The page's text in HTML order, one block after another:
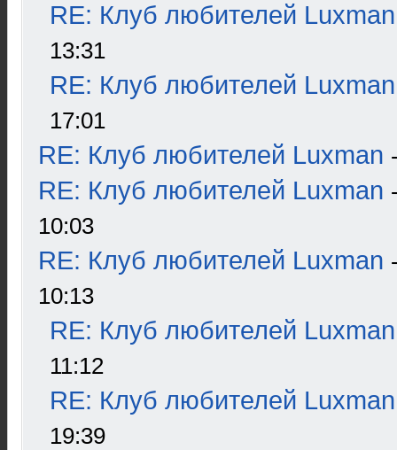
RE: Клуб любителей Luxman
13:31
RE: Клуб любителей Luxman
17:01
RE: Клуб любителей Luxman
RE: Клуб любителей Luxman
10:03
RE: Клуб любителей Luxman
10:13
RE: Клуб любителей Luxman
11:12
RE: Клуб любителей Luxman
19:39